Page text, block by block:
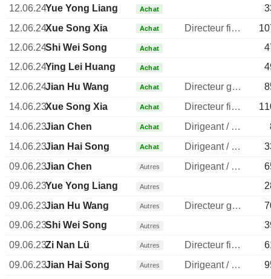
12.06.24Yue Yong Liang Achat
12.06.24Xue Song Xia Achat Directeur financier
12.06.24Shi Wei Song Achat
12.06.24Ying Lei Huang Achat
12.06.24Jian Hu Wang Achat Directeur general
14.06.23Xue Song Xia Achat Directeur financier
14.06.23Jian Chen Achat Dirigeant / cadre principal
14.06.23Jian Hai Song Achat Dirigeant / cadre principal
09.06.23Jian Chen Autres Dirigeant / cadre principal
09.06.23Yue Yong Liang Autres
09.06.23Jian Hu Wang Autres Directeur general
09.06.23Shi Wei Song Autres
09.06.23Zi Nan Lü Autres Directeur financier
09.06.23Jian Hai Song Autres Dirigeant / cadre principal